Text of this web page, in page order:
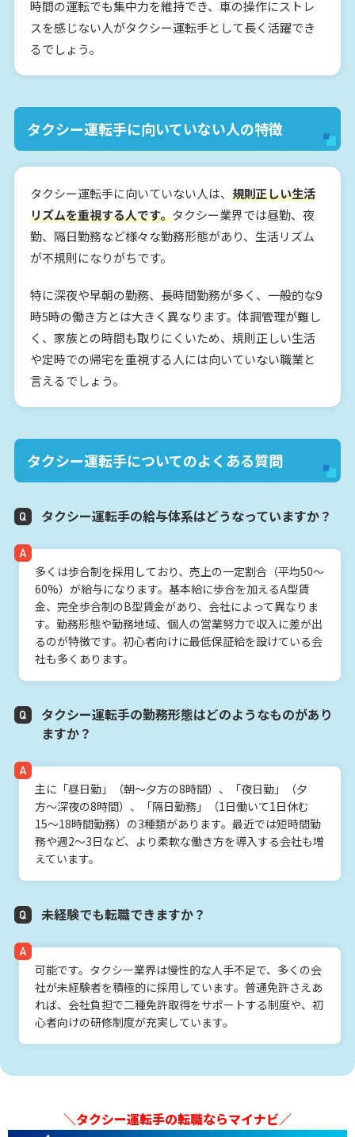
時間の運転でも集中力を維持でき、車の操作にストレ
スを感じない人がタクシー運転手として長く活躍でき
るでしょう。
タクシー運転手に向いていない人の特徴
タクシー運転手に向いていない人は、 規則正しい生活
リズムを重視する人です。タクシー業界では昼勤、夜
勤、隔日勤務など様々な勤務形態があり、生活リズム
が不規則になりがちです。
特に深夜や早朝の勤務、長時間勤務が多く、一般的な9
時5時の働き方とは大きく異なります。体調管理が難し
く、家族との時間も取りにくいため、規則正しい生活
や定時での帰宅を重視する人には向いていない職業と
言えるでしょう。
タクシー運転手についてのよくある質問
タクシー運転手の給与体系はどうなっていますか？
多くは歩合制を採用しており、売上の一定割合（平均50〜
60%）が給与になります。基本給に歩合を加えるA型賃
金、完全歩合制のB型賃金があり、会社によって異なりま
す。勤務形態や勤務地域、個人の営業努力で収入に差が出
るのが特徴です。初心者向けに最低保証給を設けている会
社も多くあります。
タクシー運転手の勤務形態はどのようなものがあり
ますか？
主に「昼日勤」（朝〜夕方の8時間）、「夜日勤」（夕
方〜深夜の8時間）、「隔日勤務」（1日働いて1日休む
15〜18時間勤務）の3種類があります。最近では短時間勤
務や週2〜3日など、より柔軟な働き方を導入する会社も増
えています。
未経験でも転職できますか？
可能です。タクシー業界は慢性的な人手不足で、多くの会
社が未経験者を積極的に採用しています。普通免許さえあ
れば、会社負担で二種免許取得をサポートする制度や、初
心者向けの研修制度が充実しています。
＼タクシー運転手の転職ならマイナビ／